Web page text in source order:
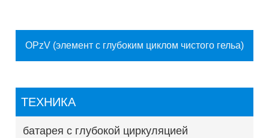
OPzV (элемент с глубоким циклом чистого гельа)
ТЕХНИКА
батарея с глубокой циркуляцией